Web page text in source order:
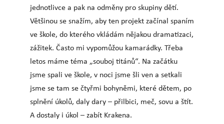
jednotlivce a pak na odměny pro skupiny dětí.
Většinou se snažím, aby ten projekt začínal spaním
ve škole, do kterého vkládám nějakou dramatizaci,
zážitek. Často mi vypomůžou kamarádky. Třeba
letos máme téma „souboj titánů“. Na začátku
jsme spali ve škole, v noci jsme šli ven a setkali
jsme se tam se čtyřmi bohyněmi, které dětem, po
splnění úkolů, daly dary – přilbici, meč, sovu a štít.
A dostaly i úkol – zabít Krakena.